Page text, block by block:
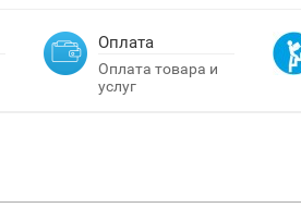
Оплата
Оплата товара и
услуг